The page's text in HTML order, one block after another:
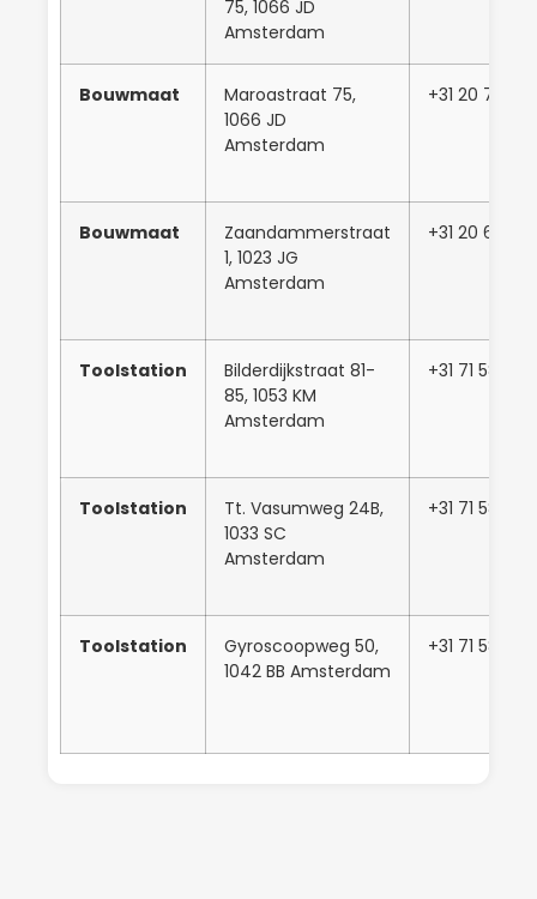
75, 1066 JD
Amsterdam
Bouwmaat
Maroastraat 75,
1066 JD
Amsterdam
+31 20 760
Bouwmaat
Zaandammerstraat
1, 1023 JG
Amsterdam
+31 20 631
Toolstation
Bilderdijkstraat 81-
85, 1053 KM
Amsterdam
+31 71 581
Toolstation
Tt. Vasumweg 24B,
1033 SC
Amsterdam
+31 71 581
Toolstation
Gyroscoopweg 50,
1042 BB Amsterdam
+31 71 581